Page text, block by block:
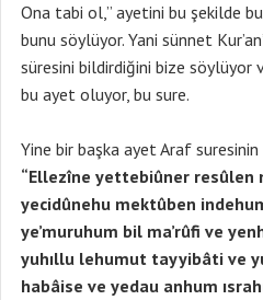
Ona tabi ol,” ayetini bu şekilde
bunu söylüyor. Yani sünnet
süresini bildirdiğini bize söylüyor
bu ayet oluyor, bu sure.
Yine bir başka ayet Araf
“Ellezîne yettebiûner
yecidûnehu mektûben
ye’muruhum bil ma’rûfi ve
yuhıllu lehumut tayyibâti ve
habâise ve yedau anhum